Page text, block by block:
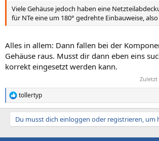
Viele Gehäuse jedoch haben eine
für NTe eine um 180° gedrehte Einbauweise,
Alles in allem: Dann fallen bei der
Gehäuse raus. Musst dir dann eben eins
korrekt eingesetzt werden kann.
R
e
a
i
tollertyp
Du musst dich einloggen oder registrieren, um